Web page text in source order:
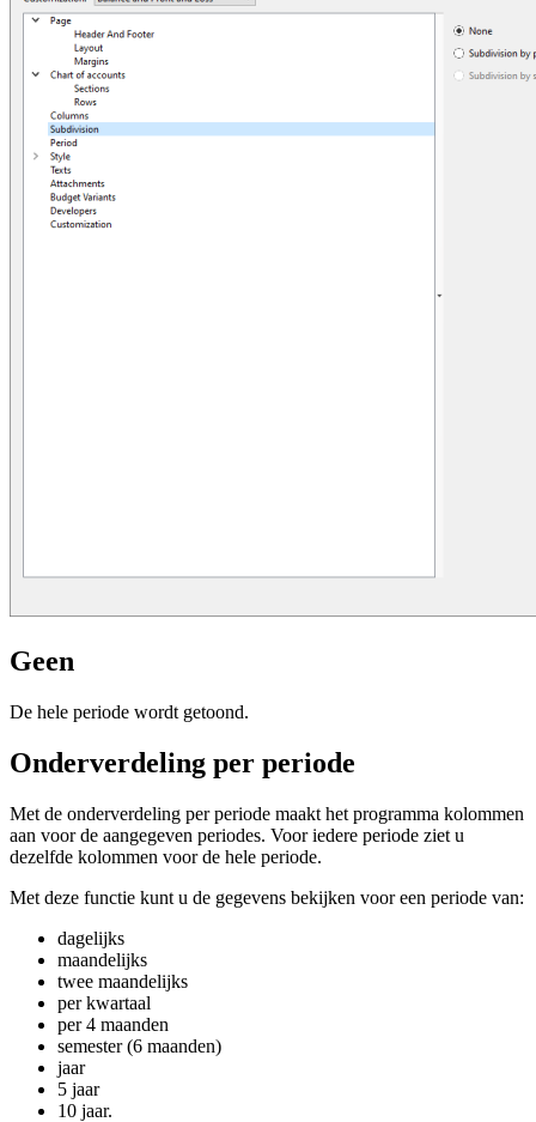
Geen
De hele periode wordt getoond.
Onderverdeling per periode
Met de onderverdeling per periode maakt het programma kolommen
aan voor de aangegeven periodes. Voor iedere periode ziet u
dezelfde kolommen voor de hele periode.
Met deze functie kunt u de gegevens bekijken voor een periode van:
dagelijks
maandelijks
twee maandelijks
per kwartaal
per 4 maanden
semester (6 maanden)
jaar
5 jaar
10 jaar.